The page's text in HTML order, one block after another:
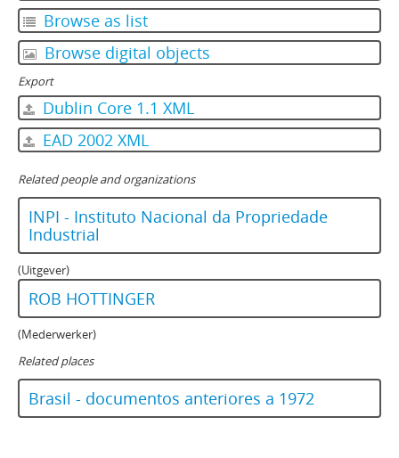
Browse as list
Browse digital objects
Export
Dublin Core 1.1 XML
EAD 2002 XML
Related people and organizations
INPI - Instituto Nacional da Propriedade
Industrial
(Uitgever)
ROB HOTTINGER
(Mederwerker)
Related places
Brasil - documentos anteriores a 1972